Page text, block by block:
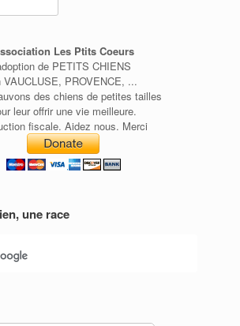
Les Ptits Coeurs
de PETITS CHIENS
VAUCLUSE, PROVENCE, ...
des chiens de petites tailles
leur offrir une vie meilleure.
fiscale. Aidez nous. Merci
une race